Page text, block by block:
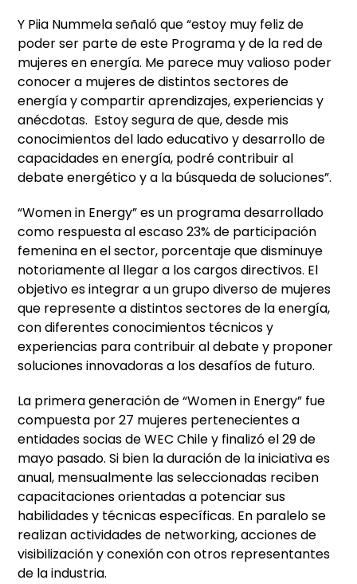
Y Piia Nummela señaló que “estoy muy feliz de
poder ser parte de este Programa y de la red de
mujeres en energía. Me parece muy valioso poder
conocer a mujeres de distintos sectores de
energía y compartir aprendizajes, experiencias y
anécdotas. Estoy segura de que, desde mis
conocimientos del lado educativo y desarrollo de
capacidades en energía, podré contribuir al
debate energético y a la búsqueda de soluciones”.
“Women in Energy” es un programa desarrollado
como respuesta al escaso 23% de participación
femenina en el sector, porcentaje que disminuye
notoriamente al llegar a los cargos directivos. El
objetivo es integrar a un grupo diverso de mujeres
que represente a distintos sectores de la energía,
con diferentes conocimientos técnicos y
experiencias para contribuir al debate y proponer
soluciones innovadoras a los desafíos de futuro.
La primera generación de “Women in Energy” fue
compuesta por 27 mujeres pertenecientes a
entidades socias de WEC Chile y finalizó el 29 de
mayo pasado. Si bien la duración de la iniciativa es
anual, mensualmente las seleccionadas reciben
capacitaciones orientadas a potenciar sus
habilidades y técnicas específicas. En paralelo se
realizan actividades de networking, acciones de
visibilización y conexión con otros representantes
de la industria.